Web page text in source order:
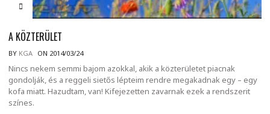
A KÖZTERÜLET
BY KGA ON 2014/03/24
Nincs nekem semmi bajom azokkal, akik a közterületet piacnak
gondolják, és a reggeli sietős lépteim rendre megakadnak egy – egy
kofa miatt. Hazudtam, van! Kifejezetten zavarnak ezek a rendszerit
színes.